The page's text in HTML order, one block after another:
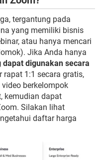
tergantung pada
yang memiliki bisnis
atau hanya mencari
Jika Anda hanya
dapat digunakan secara
1:1 secara gratis,
berkelompok
kemudian dapat
Silakan lihat
daftar harga